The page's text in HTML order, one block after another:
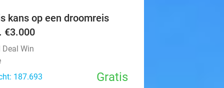
kans op een droomreis
€3.000
Win
187.693
Gratis